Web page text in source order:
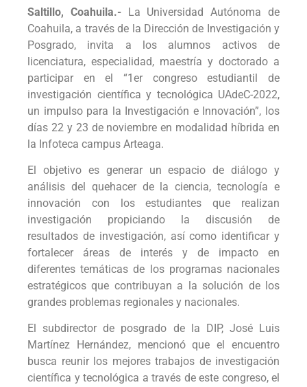
Saltillo, Coahuila.-La Universidad Autónoma de
Coahuila, a través de la Dirección de Investigación y
Posgrado, invita a los alumnos activos de
licenciatura, especialidad, maestría y doctorado a
participar en el “1er congreso estudiantil de
investigación científica y tecnológica UAdeC-2022,
un impulso para la Investigación e Innovación”, los
días 22 y 23 de noviembre en modalidad híbrida en
la Infoteca campus Arteaga.
El objetivo es generar un espacio de diálogo y
análisis del quehacer de la ciencia, tecnología e
innovación con los estudiantes que realizan
investigación propiciando la discusión de
resultados de investigación, así como identificar y
fortalecer áreas de interés y de impacto en
diferentes temáticas de los programas nacionales
estratégicos que contribuyan a la solución de los
grandes problemas regionales y nacionales.
El subdirector de posgrado de la DIP, José Luis
Martínez Hernández, mencionó que el encuentro
busca reunir los mejores trabajos de investigación
científica y tecnológica a través de este congreso, el